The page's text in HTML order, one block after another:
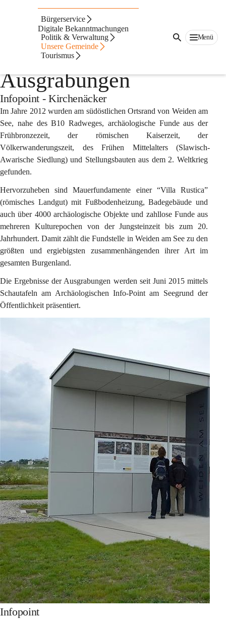
Bürgerservice
Digitale Bekanntmachungen
Politik & Verwaltung
Unsere Gemeinde
Tourismus
Menü
Infopoint -
archäologische
Ausgrabungen
Infopoint - Kirchenäcker
Im Jahre 2012 wurden am südöstlichen Ortsrand von Weiden am
See, nahe des B10 Radweges, archäologische Funde aus der
Frühbronzezeit, der römischen Kaiserzeit, der
Völkerwanderungszeit, des Frühen Mittelalters (Slawisch-
Awarische Siedlung) und Stellungsbauten aus dem 2. Weltkrieg
gefunden.
Hervorzuheben sind Mauerfundamente einer “Villa Rustica”
(römisches Landgut) mit Fußbodenheizung, Badegebäude und
auch über 4000 archäologische Objekte und zahllose Funde aus
mehreren Kulturepochen von der Jungsteinzeit bis zum 20.
Jahrhundert. Damit zählt die Fundstelle in Weiden am See zu den
größten und ergiebigsten zusammenhängenden ihrer Art im
gesamten Burgenland.
Die Ergebnisse der Ausgrabungen werden seit Juni 2015 mittels
Schautafeln am Archäologischen Info-Point am Seegrund der
Öffentlichkeit präsentiert.
Infopoint